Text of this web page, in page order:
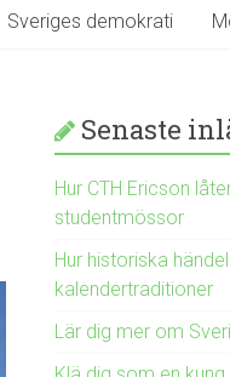
Sveriges demokrati
Senaste
Hur CTH Ericson
studentmössor
Hur historiska
kalendertraditioner
Lär dig mer om